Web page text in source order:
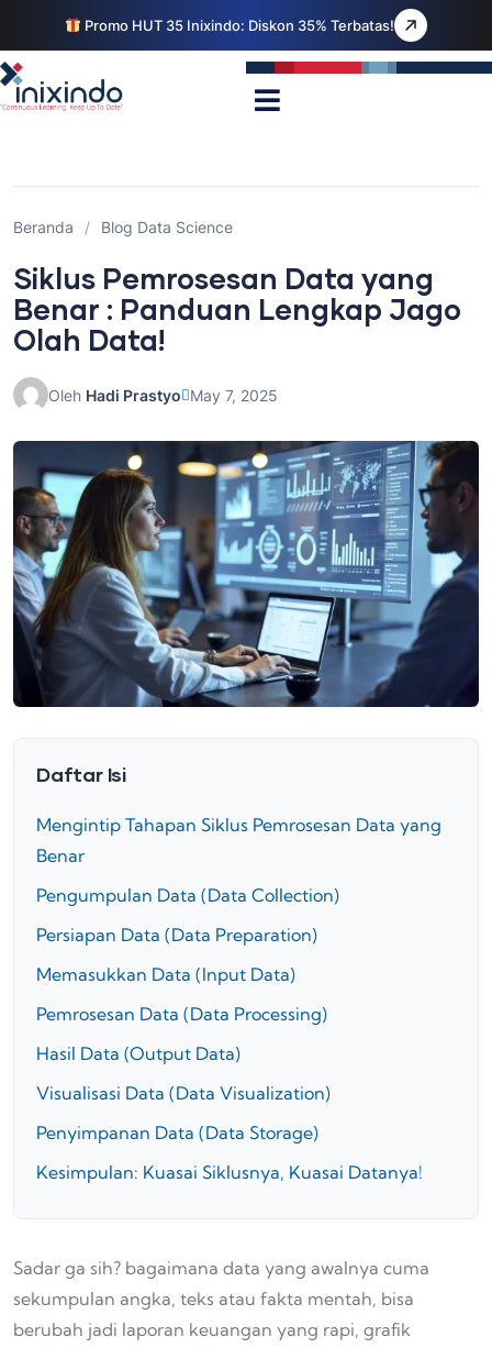
Promo HUT 35 Inixindo: Diskon 35% Terbatas!
Beranda / Blog Data Science
Siklus Pemrosesan Data yang
Benar : Panduan Lengkap Jago
Olah Data!
Oleh Hadi Prastyo May 7, 2025
Daftar Isi
Mengintip Tahapan Siklus Pemrosesan Data yang
Benar
Pengumpulan Data (Data Collection)
Persiapan Data (Data Preparation)
Memasukkan Data (Input Data)
Pemrosesan Data (Data Processing)
Hasil Data (Output Data)
Visualisasi Data (Data Visualization)
Penyimpanan Data (Data Storage)
Kesimpulan: Kuasai Siklusnya, Kuasai Datanya!
Sadar ga sih? bagaimana data yang awalnya cuma
sekumpulan angka, teks atau fakta mentah, bisa
berubah jadi laporan keuangan yang rapi, grafik